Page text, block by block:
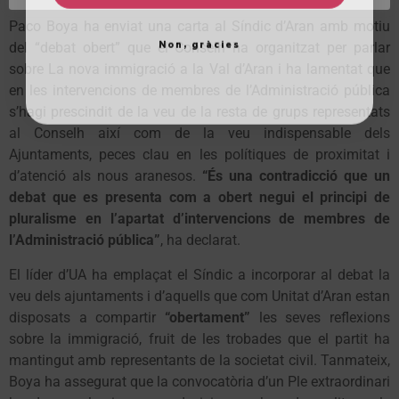
Paco Boya ha enviat una carta al Síndic d’Aran amb motiu
del “debat obert” que el Conselh ha organitzat per parlar
sobre La nova immigració a la Val d’Aran i ha lamentat que
en les intervencions de membres de l’Administració pública
s’hagi prescindit de la veu de la resta de grups representats
al Conselh així com de la veu indispensable dels
Ajuntaments, peces clau en les polítiques de proximitat i
d’atenció als nous aranesos. “És una contradicció que un
debat que es presenta com a obert negui el principi de
pluralisme en l’apartat d’intervencions de membres de
l’Administració pública”, ha declarat.
El líder d’UA ha emplaçat el Síndic a incorporar al debat la
veu dels ajuntaments i d’aquells que com Unitat d’Aran estan
disposats a compartir “obertament” les seves reflexions
sobre la immigració, fruit de les trobades que el partit ha
mantingut amb representants de la societat civil. Tanmateix,
Boya ha assegurat que la convocatòria d’un Ple extraordinari
Non, gràcies